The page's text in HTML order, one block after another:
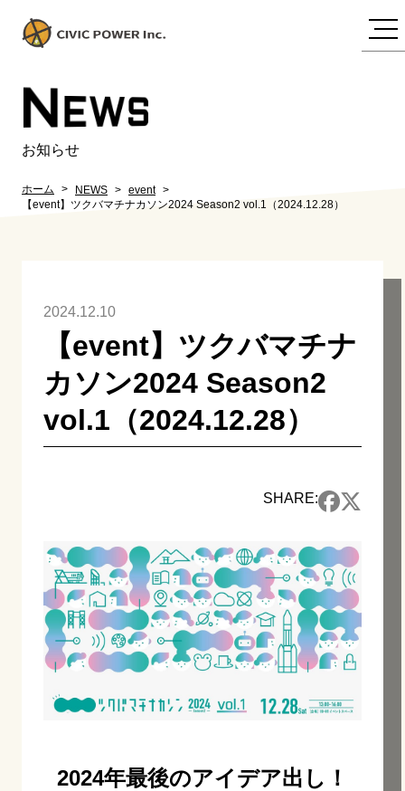
NEWS
お知らせ
ホーム NEWS
event
【event】ツクバマチナカソン2024 Season2 vol.1（2024.12.28）
2024.12.10
【event】ツクバマチナ
カソン2024 Season2
vol.1（2024.12.28）
SHARE:
2024年最後のアイデア出し！